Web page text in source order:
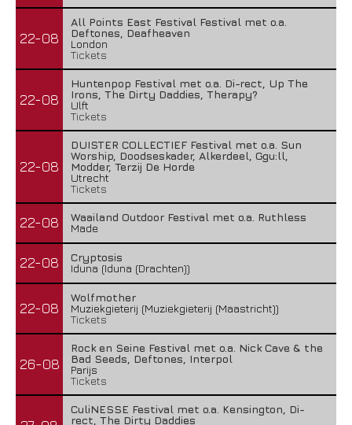
22-08
All Points East Festival Festival met o.a.
Deftones, Deafheaven
London
Tickets
22-08
Huntenpop Festival met o.a. Di-rect, Up The
Irons, The Dirty Daddies, Therapy?
Ulft
Tickets
22-08
DUISTER COLLECTIEF Festival met o.a. Sun
Worship, Doodseskader, Alkerdeel, Ggu:ll,
Modder, Terzij De Horde
Utrecht
Tickets
22-08
Waailand Outdoor Festival met o.a. Ruthless
Made
22-08
Cryptosis
Iduna (Iduna (Drachten))
22-08
Wolfmother
Muziekgieterij (Muziekgieterij (Maastricht))
Tickets
26-08
Rock en Seine Festival met o.a. Nick Cave & the
Bad Seeds, Deftones, Interpol
Parijs
Tickets
CuliNESSE Festival met o.a. Kensington, Di-
rect, The Dirty Daddies